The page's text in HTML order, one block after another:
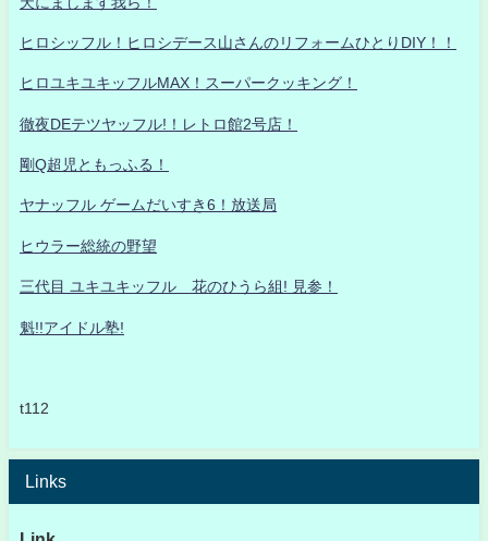
ヒロシッフル！ヒロシデース山さんのリフォームひとりDIY！！
ヒロユキユキッフルMAX！スーパークッキング！
徹夜DEテツヤッフル!！レトロ館2号店！
剛Q超児ともっふる！
ヤナッフル ゲームだいすき6！放送局
ヒウラー総統の野望
三代目 ユキユキッフル 花のひうら組! 見参！
魁!!アイドル塾!
t112
Links